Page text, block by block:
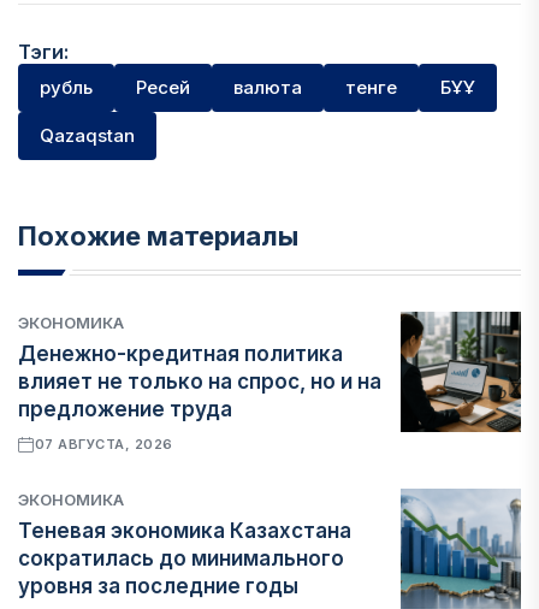
Тэги:
рубль Ресей валюта тенге БҰҰ
Qazaqstan
Похожие материалы
ЭКОНОМИКА
Денежно-кредитная политика
влияет не только на спрос, но и на
предложение труда
07 АВГУСТА, 2026
ЭКОНОМИКА
Теневая экономика Казахстана
сократилась до минимального
уровня за последние годы